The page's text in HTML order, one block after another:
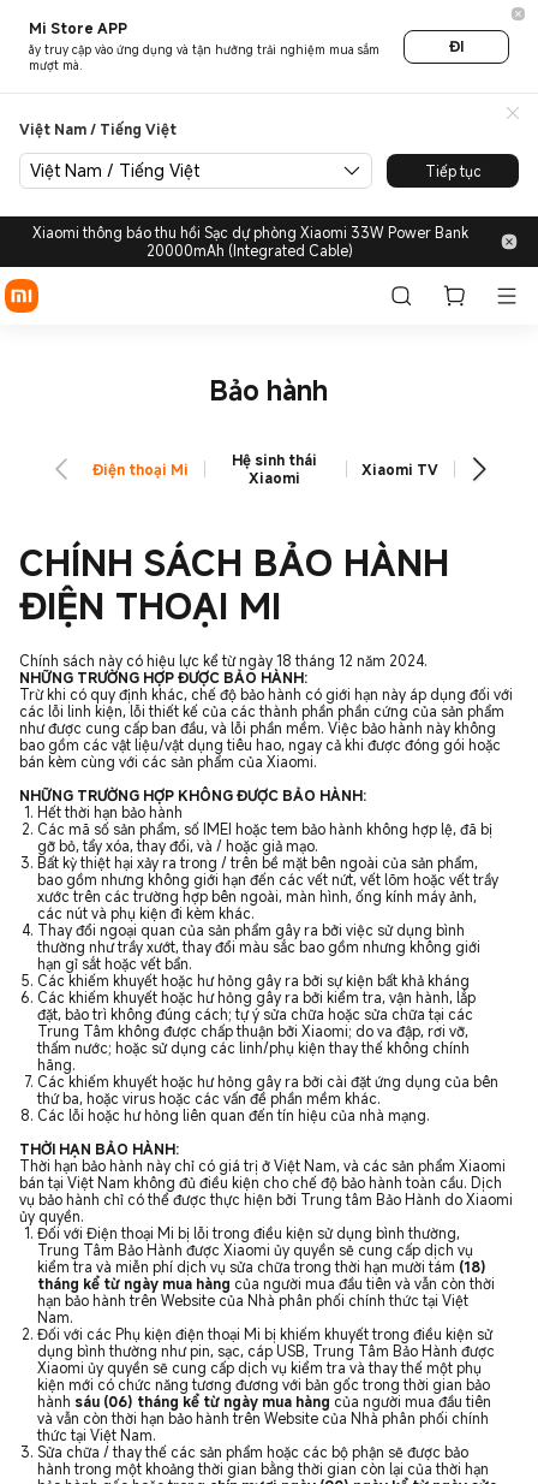
Mi Store APP
ãy truy cập vào ứng dụng và tận hưởng trải nghiệm mua sắm
mượt mà.
ĐI
Việt Nam / Tiếng Việt
Việt Nam / Tiếng Việt Tiếp tục
Xiaomi thông báo thu hồi Sạc dự phòng Xiaomi 33W Power Bank
20000mAh (Integrated Cable)
Hỗ trợ - Bảo hành | Xiaomi
Bảo hành
Điện thoại Mi
Hệ sinh thái
Xiaomi
Xiaomi TV
Điều hoà
CHÍNH SÁCH BẢO HÀNH
ĐIỆN THOẠI MI
Chính sách này có hiệu lực kể từ ngày 18 tháng 12 năm 2024.
NHỮNG TRƯỜNG HỢP ĐƯỢC BẢO HÀNH:
Trừ khi có quy định khác, chế độ bảo hành có giới hạn này áp dụng đối với
các lỗi linh kiện, lỗi thiết kế của các thành phần phần cứng của sản phẩm
như được cung cấp ban đầu, và lỗi phần mềm. Việc bảo hành này không
bao gồm các vật liệu/vật dụng tiêu hao, ngay cả khi được đóng gói hoặc
bán kèm cùng với các sản phẩm của Xiaomi.
NHỮNG TRƯỜNG HỢP KHÔNG ĐƯỢC BẢO HÀNH:
Hết thời hạn bảo hành
Các mã số sản phẩm, số IMEI hoặc tem bảo hành không hợp lệ, đã bị
gỡ bỏ, tẩy xóa, thay đổi, và / hoặc giả mạo.
Bất kỳ thiệt hại xảy ra trong / trên bề mặt bên ngoài của sản phẩm,
bao gồm nhưng không giới hạn đến các vết nứt, vết lõm hoặc vết trầy
xước trên các trường hợp bên ngoài, màn hình, ống kính máy ảnh,
các nút và phụ kiện đi kèm khác.
Thay đổi ngoại quan của sản phẩm gây ra bởi việc sử dụng bình
thường như trầy xướt, thay đổi màu sắc bao gồm nhưng không giới
hạn gỉ sắt hoặc vết bẩn.
Các khiếm khuyết hoặc hư hỏng gây ra bởi sự kiện bất khả kháng
Các khiếm khuyết hoặc hư hỏng gây ra bởi kiểm tra, vận hành, lắp
đặt, bảo trì không đúng cách; tự ý sửa chữa hoặc sửa chữa tại các
Trung Tâm không được chấp thuận bởi Xiaomi; do va đập, rơi vỡ,
thấm nước; hoặc sử dụng các linh/phụ kiện thay thế không chính
hãng.
Các khiếm khuyết hoặc hư hỏng gây ra bởi cài đặt ứng dụng của bên
thứ ba, hoặc virus hoặc các vấn đề phần mềm khác.
Các lỗi hoặc hư hỏng liên quan đến tín hiệu của nhà mạng.
THỜI HẠN BẢO HÀNH:
Thời hạn bảo hành này chỉ có giá trị ở Việt Nam, và các sản phẩm Xiaomi
bán tại Việt Nam không đủ điều kiện cho chế độ bảo hành toàn cầu. Dịch
vụ bảo hành chỉ có thể được thực hiện bởi Trung tâm Bảo Hành do Xiaomi
ủy quyền.
Đối với Điện thoại Mi bị lỗi trong điều kiện sử dụng bình thường,
Trung Tâm Bảo Hành được Xiaomi ủy quyền sẽ cung cấp dịch vụ
kiểm tra và miễn phí dịch vụ sửa chữa trong thời hạn mười tám (18)
tháng kể từ ngày mua hàng của người mua đầu tiên và vẫn còn thời
hạn bảo hành trên Website của Nhà phân phối chính thức tại Việt
Nam.
Đối với các Phụ kiện điện thoại Mi bị khiếm khuyết trong điều kiện sử
dụng bình thường như pin, sạc, cáp USB, Trung Tâm Bảo Hành được
Xiaomi ủy quyền sẽ cung cấp dịch vụ kiểm tra và thay thế một phụ
kiện mới có chức năng tương đương với bản gốc trong thời gian bảo
hành sáu (06) tháng kể từ ngày mua hàng của người mua đầu tiên
và vẫn còn thời hạn bảo hành trên Website của Nhà phân phối chính
thức tại Việt Nam.
Sửa chữa / thay thế các sản phẩm hoặc các bộ phận sẽ được bảo
hành trong một khoảng thời gian bằng thời gian còn lại của thời hạn